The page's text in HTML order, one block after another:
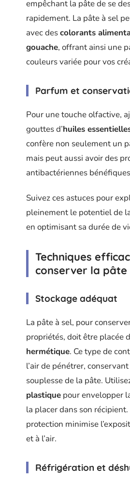
empêchant la pâte de se
rapidement. La pâte à sel
avec descolorants
gouache, offrant ainsi une
couleurs variée pour vos
Parfum et
Pour une touche olfactive,
gouttes d’huiles
confère non seulement un
mais peut aussi avoir des
antibactériennes
Suivez ces astuces pour
pleinement le potentiel de
en optimisant sa durée de
Techniques
conserver la pâte
Stockage adéquat
La pâte à sel, pour
propriétés, doit être placée
hermétique. Ce type de
l’air de pénétrer,
souplesse de la pâte.
plastique pour envelopper
la placer dans son
protection minimise
et à l’air.
Réfrigération et